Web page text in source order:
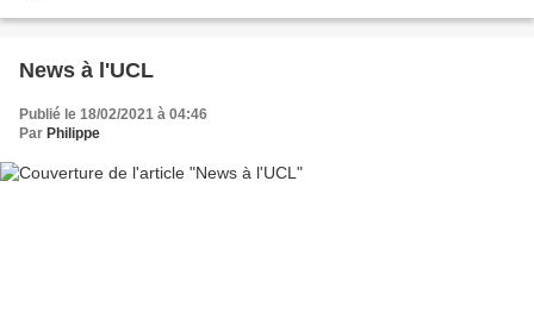
News à l'UCL
Publié le 18/02/2021 à 04:46
Par Philippe